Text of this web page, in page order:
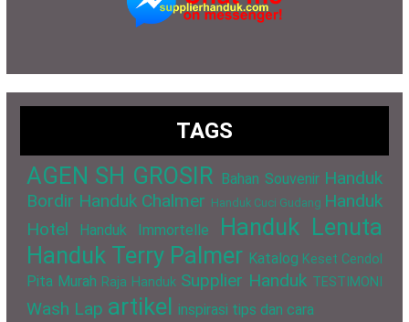
TAGS
AGEN SH GROSIR Bahan Souvenir Handuk
Bordir Handuk Chalmer Handuk Cuci Gudang Handuk
Hotel
Handuk Immortelle
Handuk Lenuta
Handuk Terry Palmer Katalog Keset Cendol
Pita Murah Raja Handuk Supplier Handuk TESTIMONI
Wash Lap artikel inspirasi tips dan cara